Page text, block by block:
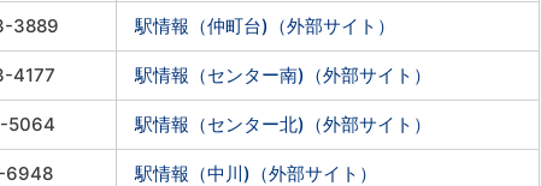
3889 駅情報（仲町台)（外部サイト）
4177 駅情報（センター南)（外部サイト）
5064 駅情報（センター北)（外部サイト）
6948 駅情報（中川)（外部サイト）